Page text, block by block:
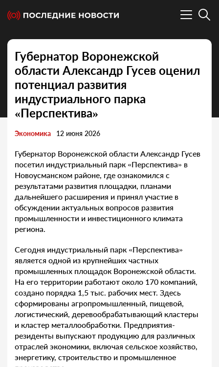
Губернатор Воронежской
области Александр Гусев оценил
потенциал развития
индустриального парка
«Перспектива»
Экономика 12 июня 2026
Губернатор Воронежской области Александр Гусев
посетил индустриальный парк «Перспектива» в
Новоусманском районе, где ознакомился с
результатами развития площадки, планами
дальнейшего расширения и принял участие в
обсуждении актуальных вопросов развития
промышленности и инвестиционного климата
региона.
Сегодня индустриальный парк «Перспектива»
является одной из крупнейших частных
промышленных площадок Воронежской области.
На его территории работают около 170 компаний,
создано порядка 1,5 тыс. рабочих мест. Здесь
сформированы агропромышленный, пищевой,
логистический, деревообрабатывающий кластеры
и кластер металлообработки. Предприятия-
резиденты выпускают продукцию для различных
отраслей экономики, включая сельское хозяйство,
энергетику, строительство и промышленное